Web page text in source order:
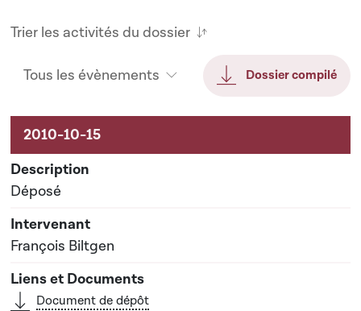
Trier les activités du dossier
Tous les évènements Dossier compilé
Activités sur le dossier
Déposé
François Biltgen
Document de dépôt